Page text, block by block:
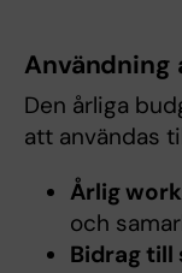
Användning
Den årliga
att användas
Årlig
och
Bidrag till